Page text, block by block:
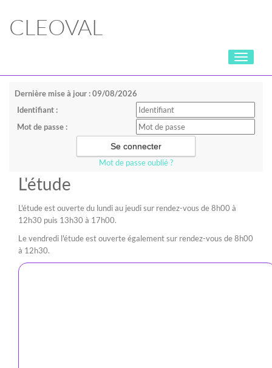
CLEOVAL
Toggle
Dernière mise à jour : 09/08/2026
Identifiant :
Mot de passe :
Mot de passe oublié ?
L'étude
L'étude est ouverte du lundi au jeudi sur rendez-vous de 8h00 à
12h30 puis 13h30 à 17h00.
Le vendredi l'étude est ouverte également sur rendez-vous de 8h00
à 12h30.